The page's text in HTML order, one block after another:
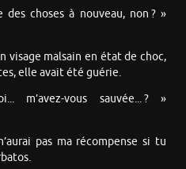
choses à nouveau, non ? »
visage malsain en état de choc,
elle avait été guérie.
m’avez-vous sauvée... ? »
pas ma récompense si tu